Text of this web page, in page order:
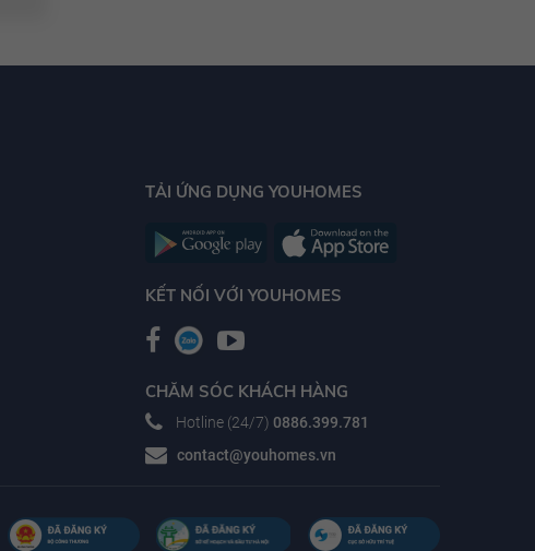
TẢI ỨNG DỤNG YOUHOMES
KẾT NỐI VỚI YOUHOMES
CHĂM SÓC KHÁCH HÀNG
Hotline (24/7) 0886.399.781
contact@youhomes.vn